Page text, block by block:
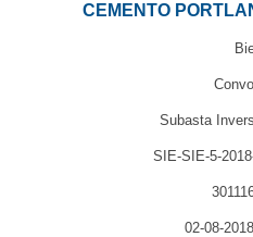
CEMENTO
Subasta
SIE-SIE-5-
02-08-